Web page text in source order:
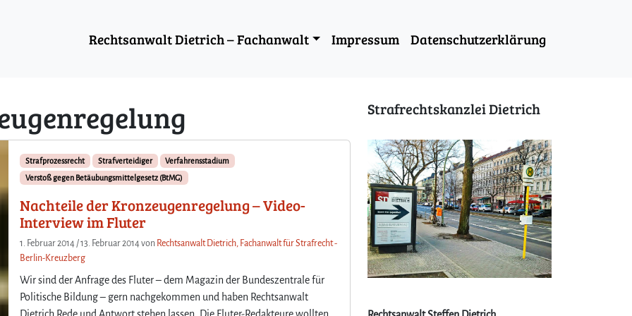
Rechtsanwalt Dietrich – Fachanwalt Impressum Datenschutzerklärung
Strafprozessrecht Strafverteidiger
Verfahrensstadium
Verstoß gegen Betäubungsmittelgesetz (BtMG)
Nachteile der Kronzeugenregelung – Video-
Interview im Fluter
1. Februar 2014 /13. Februar 2014von Rechtsanwalt Dietrich, Fachanwalt für Strafrecht -
Berlin-Kreuzberg
Wir sind der Anfrage des Fluter – dem Magazin der Bundeszentrale für
Politische Bildung – gern nachgekommen und haben Rechtsanwalt
Strafrechtskanzlei Dietrich